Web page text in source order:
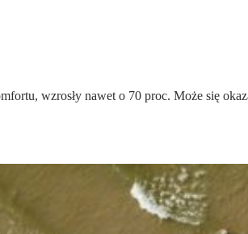
wzrosły nawet o 70 proc. Może się